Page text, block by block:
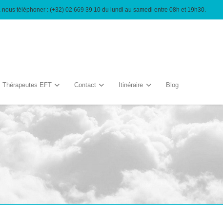
nous téléphoner : (+32) 02 669 39 10 du lundi au samedi entre 08h et 19h30.
Thérapeutes EFT Contact Itinéraire Blog